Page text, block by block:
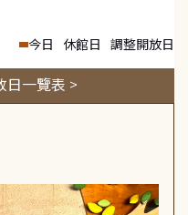
今日 休館日 調整開放日
日一覽表 >